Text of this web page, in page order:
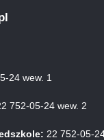
24 wew. 1
752-05-24 wew. 2
22 752-05-